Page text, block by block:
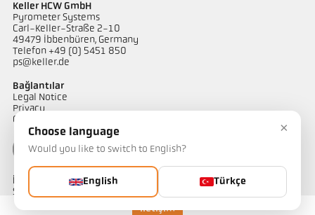
İletişim
Keller HCW GmbH
Pyrometer Systems
Carl-Keller-Straße 2-10
49479 Ibbenbüren, Germany
Telefon +49 (0) 5451 850
ps@keller.de
Bağlantılar
Legal Notice
Privacy
GTC
İletişim
Sıcaklık ölçüm çözümlerimiz hakkında sorularınız mı var?
×
Choose language
Would you like to switch to English?
English Türkçe